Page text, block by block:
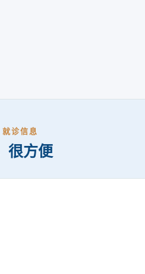
诊信息
很方便